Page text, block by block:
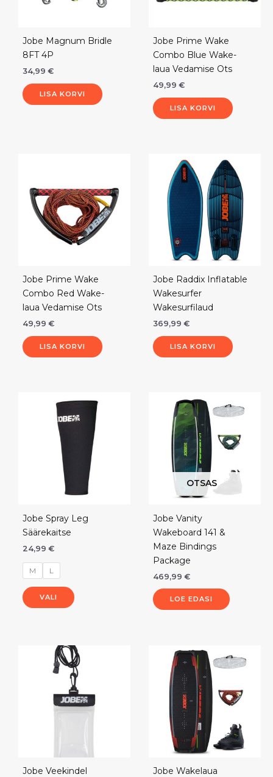
Jobe Magnum Bridle
8FT 4P
34,99 €
LISA KORVI
Jobe Prime Wake
Combo Blue Wake-
laua Vedamise Ots
49,99 €
LISA KORVI
Jobe Prime Wake
Combo Red Wake-
laua Vedamise Ots
49,99 €
LISA KORVI
Jobe Raddix Inflatable
Wakesurfer
Wakesurfilaud
369,99 €
LISA KORVI
Jobe Spray Leg
Säärekaitse
24,99 €
M L
VALI
Sellel
tootel
mitu
varianti.
Valikuid
saab
teha
OTSAS
Jobe Vanity
Wakeboard 141 &
Maze Bindings
Package
469,99 €
LOE EDASI
Jobe Veekindel
Jobe Wakelaua